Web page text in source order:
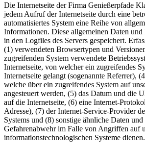
Die Internetseite der Firma Genießerpfade
jedem Aufruf der Internetseite durch eine
automatisiertes System eine Reihe von
Informationen. Diese allgemeinen Daten
in den Logfiles des Servers gespeichert.
(1) verwendeten Browsertypen und
zugreifenden System verwendete
Internetseite, von welcher ein zugreifendes
Internetseite gelangt (sogenannte Referrer),
welche über ein zugreifendes System auf
angesteuert werden, (5) das Datum und die
auf die Internetseite, (6) eine Internet-
Adresse), (7) der Internet-Service-Provider
Systems und (8) sonstige ähnliche Daten
Gefahrenabwehr im Falle von Angriffen auf
informationstechnologischen Systeme dienen.